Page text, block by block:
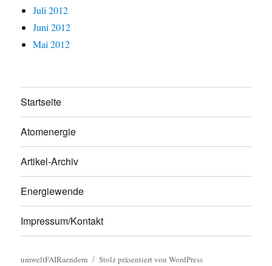
Juli 2012
Juni 2012
Mai 2012
Startseite
Atomenergie
Artikel-Archiv
Energiewende
Impressum/Kontakt
umweltFAIRaendern Stolz präsentiert von WordPress